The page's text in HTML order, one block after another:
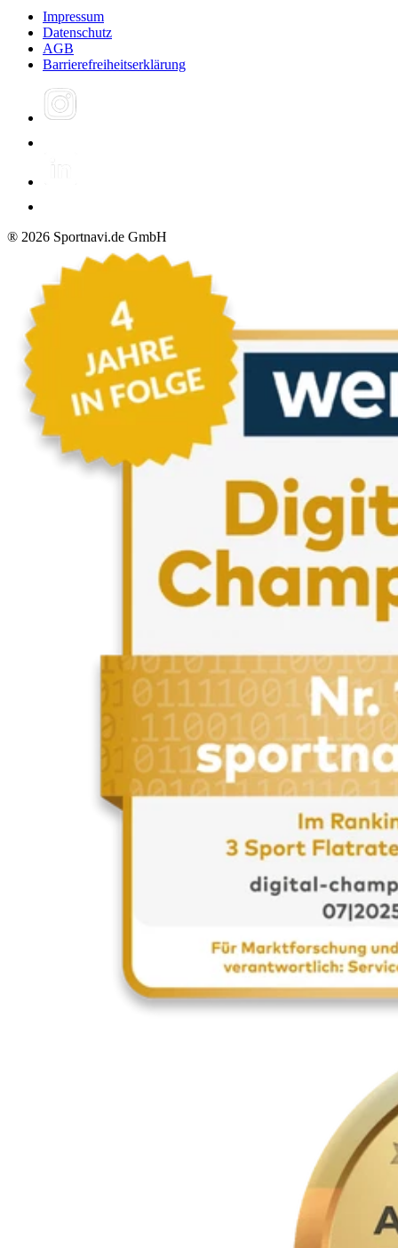
Impressum
Datenschutz
AGB
Barrierefreiheitserklärung
® 2026 Sportnavi.de GmbH